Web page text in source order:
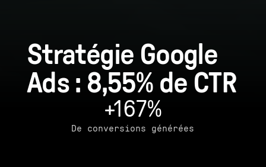
Stratégie Google
Ads : 8,55% de CTR
+167%
De conversions générées